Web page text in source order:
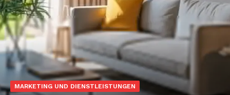
MARKETING UND DIENSTLEISTUNGEN